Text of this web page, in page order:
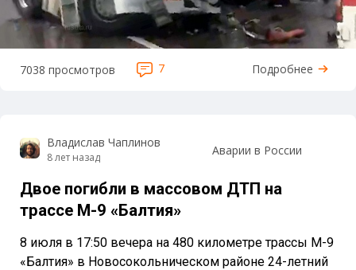
7038 просмотров 7 Подробнее
Владислав Чаплинов
8 лет назад Аварии в России
Двое погибли в массовом ДТП на
трассе М-9 «Балтия»
8 июля в 17:50 вечера на 480 километре трассы М-9
«Балтия» в Новосокольническом районе 24-летний